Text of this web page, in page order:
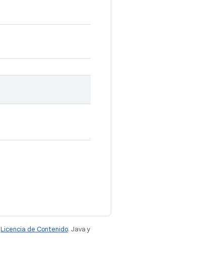
Licencia de Contenido. Java y